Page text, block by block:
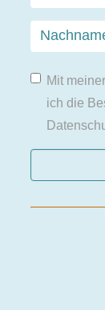
Mit
ich die